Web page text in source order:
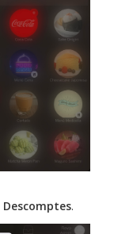
Descomptes.